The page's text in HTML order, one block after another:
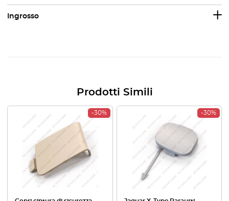
Ingrosso
Prodotti Simili
-30% -30%